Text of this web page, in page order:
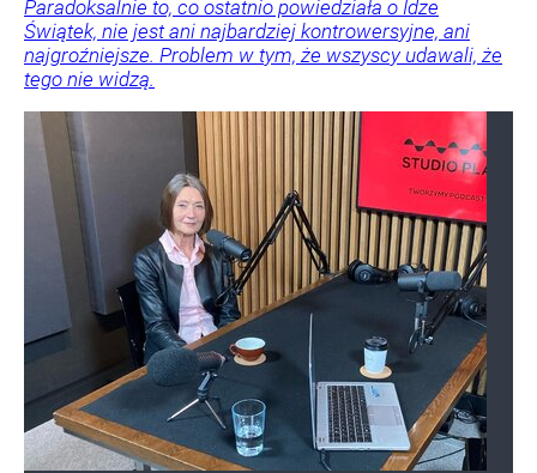
Paradoksalnie to, co ostatnio powiedziała o Idze
Świątek, nie jest ani najbardziej kontrowersyjne, ani
najgroźniejsze. Problem w tym, że wszyscy udawali, że
tego nie widzą.